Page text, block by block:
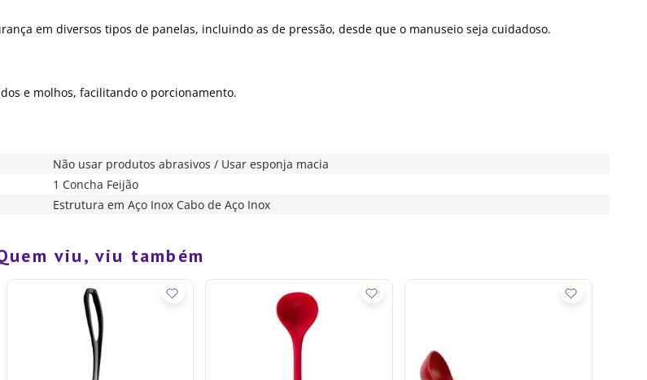
em diversos tipos de panelas, incluindo as de pressão, desde que o manuseio seja cuidadoso.
e molhos, facilitando o porcionamento.
Não usar produtos abrasivos / Usar esponja macia
1 Concha Feijão
Estrutura em Aço Inox Cabo de Aço Inox
viu, viu também